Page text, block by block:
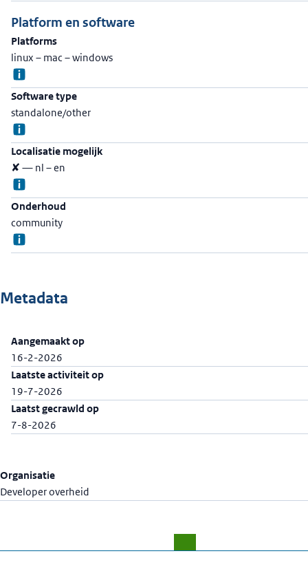
Organisatie
Developer overheid
Platform en software
Platforms
linux – mac – windows
Software type
standalone/other
Localisatie mogelijk
✘ — nl – en
Onderhoud
community
Metadata
Aangemaakt op
16-2-2026
Laatste activiteit op
19-7-2026
Laatst gecrawld op
7-8-2026